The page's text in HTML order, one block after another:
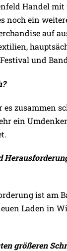
Handel
noch ein
auf
und
es zusammen
ein
ist am
Laden in
größeren